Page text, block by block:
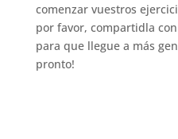
comenzar vuestros
por favor, compartidla
para que llegue a más
pronto!